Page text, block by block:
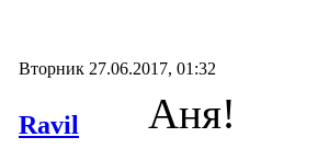
Вторник 27.06.2017, 01:32
Ravil Аня!